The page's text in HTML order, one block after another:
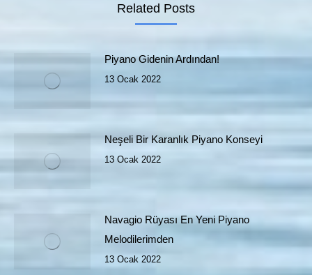
Related Posts
Piyano Gidenin Ardından!
13 Ocak 2022
Neşeli Bir Karanlık Piyano Konseyi
13 Ocak 2022
Navagio Rüyası En Yeni Piyano
Melodilerimden
13 Ocak 2022